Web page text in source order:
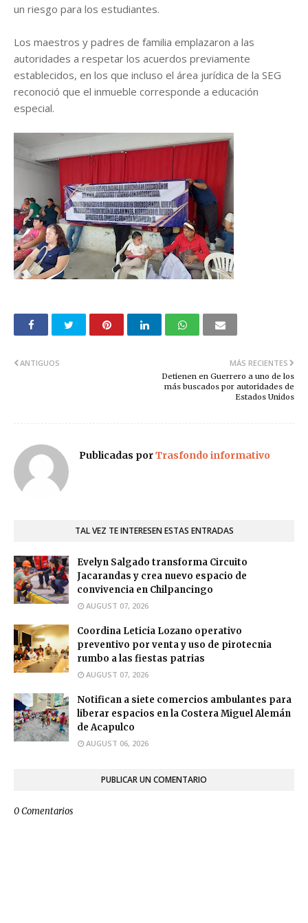
un riesgo para los estudiantes.
Los maestros y padres de familia emplazaron a las
autoridades a respetar los acuerdos previamente
establecidos, en los que incluso el área jurídica de la SEG
reconoció que el inmueble corresponde a educación
especial.
MÁS RECIENTES
Detienen en Guerrero a uno de los
más buscados por autoridades de
Estados Unidos
ANTIGUOS
Publicadas porTrasfondo informativo
TAL VEZ TE INTERESEN ESTAS ENTRADAS
Evelyn Salgado transforma Circuito
Jacarandas y crea nuevo espacio de
convivencia en Chilpancingo
AUGUST 07, 2026
Coordina Leticia Lozano operativo
preventivo por venta y uso de pirotecnia
rumbo a las fiestas patrias
AUGUST 07, 2026
Notifican a siete comercios ambulantes para
liberar espacios en la Costera Miguel Alemán
de Acapulco
AUGUST 06, 2026
PUBLICAR UN COMENTARIO
0 Comentarios